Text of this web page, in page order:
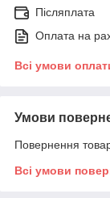
Післяплата
Оплата на
Всі умови
Умови
Повернення
Всі умови